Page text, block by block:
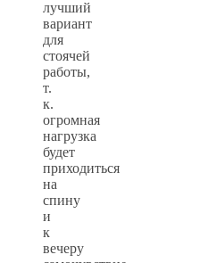
лучший
вариант
для
стоячей
работы,
т.
к.
огромная
нагрузка
будет
приходиться
на
спину
и
к
вечеру